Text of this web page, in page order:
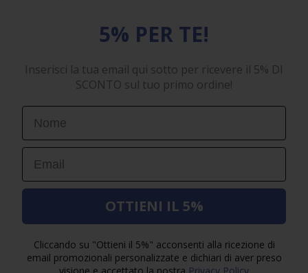
5% PER TE!
Inserisci la tua email qui sotto per ricevere il 5% DI
SCONTO sul tuo primo ordine!
First Name
Email
OTTIENI IL 5%
Cliccando su "Ottieni il 5%" acconsenti alla ricezione di
email promozionali personalizzate e dichiari di aver preso